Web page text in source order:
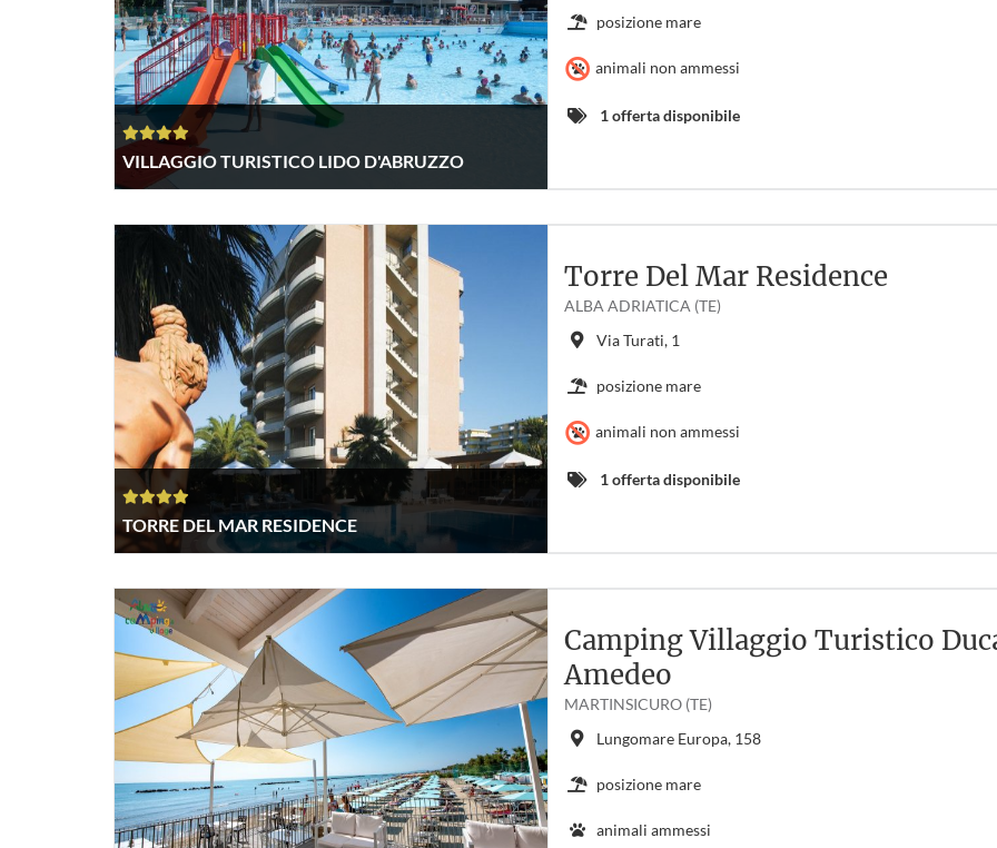
VILLAGGIO TURISTICO LIDO D'ABRUZZO
posizione mare
animali non ammessi
1 offerta disponibile
TORRE DEL MAR RESIDENCE
Torre Del Mar Residence
ALBA ADRIATICA (TE)
Via Turati, 1
posizione mare
animali non ammessi
1 offerta disponibile
Camping Villaggio Turistico
Amedeo
MARTINSICURO (TE)
Lungomare Europa, 158
posizione mare
animali ammessi